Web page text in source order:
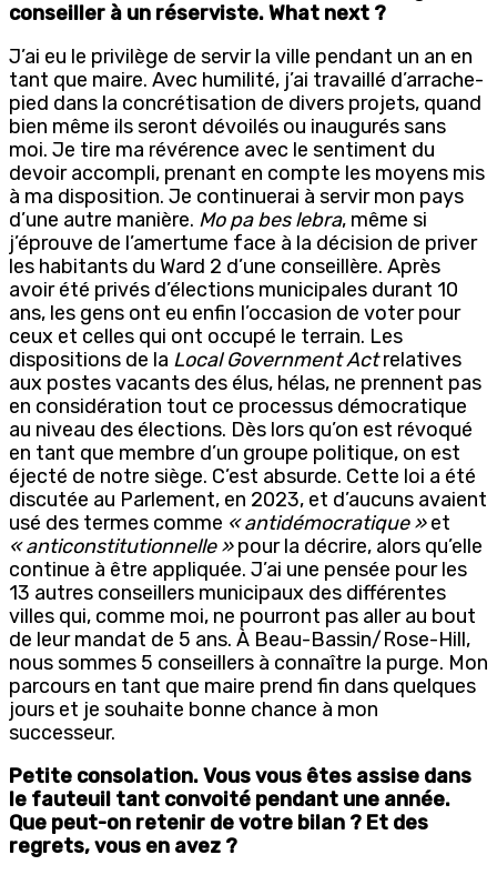
conseiller à un réserviste. What next ?
J’ai eu le privilège de servir la ville pendant un an en
tant que maire. Avec humilité, j’ai travaillé d’arrache-
pied dans la concrétisation de divers projets, quand
bien même ils seront dévoilés ou inaugurés sans
moi. Je tire ma révérence avec le sentiment du
devoir accompli, prenant en compte les moyens mis
à ma disposition. Je continuerai à servir mon pays
d’une autre manière. Mo pa bes lebra, même si
j’éprouve de l’amertume face à la décision de priver
les habitants du Ward 2 d’une conseillère. Après
avoir été privés d’élections municipales durant 10
ans, les gens ont eu enfin l’occasion de voter pour
ceux et celles qui ont occupé le terrain. Les
dispositions de la Local Government Actrelatives
aux postes vacants des élus, hélas, ne prennent pas
en considération tout ce processus démocratique
au niveau des élections. Dès lors qu’on est révoqué
en tant que membre d’un groupe politique, on est
éjecté de notre siège. C’est absurde. Cette loi a été
discutée au Parlement, en 2023, et d’aucuns avaient
usé des termes comme « antidémocratique »et
« anticonstitutionnelle »pour la décrire, alors qu’elle
continue à être appliquée. J’ai une pensée pour les
13 autres conseillers municipaux des différentes
villes qui, comme moi, ne pourront pas aller au bout
de leur mandat de 5 ans. À Beau-Bassin/Rose-Hill,
nous sommes 5 conseillers à connaître la purge. Mon
parcours en tant que maire prend fin dans quelques
jours et je souhaite bonne chance à mon
successeur.
Petite consolation. Vous vous êtes assise dans
le fauteuil tant convoité pendant une année.
Que peut-on retenir de votre bilan ? Et des
regrets, vous en avez ?